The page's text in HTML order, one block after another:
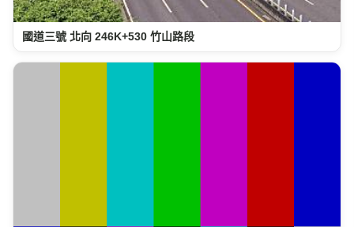
國道三號 北向 246K+530 竹山路段